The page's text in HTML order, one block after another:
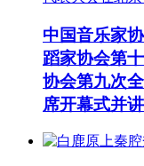
中国音乐家
蹈家协会第
协会第九次
席开幕式并